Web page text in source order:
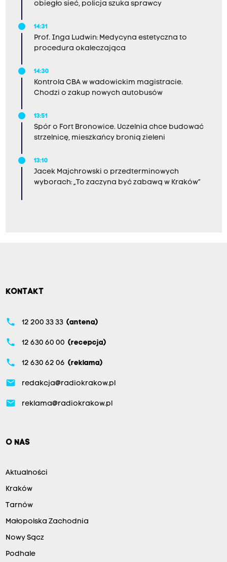
obiegło sieć, policja szuka sprawcy
14:31
Prof. Inga Ludwin: Medycyna estetyczna to
procedura okaleczająca
14:30
Kontrola CBA w wadowickim magistracie.
Chodzi o zakup nowych autobusów
13:51
Spór o Fort Bronowice. Uczelnia chce budować
strzelnicę, mieszkańcy bronią zieleni
13:10
Jacek Majchrowski o przedterminowych
wyborach: „To zaczyna być zabawą w Kraków”
KONTAKT
phone 12 200 33 33 (antena)
phone 12 630 60 00 (recepcja)
phone 12 630 62 06 (reklama)
email redakcja@radiokrakow.pl
email reklama@radiokrakow.pl
O NAS
Aktualności
Kraków
Tarnów
Małopolska Zachodnia
Nowy Sącz
Podhale